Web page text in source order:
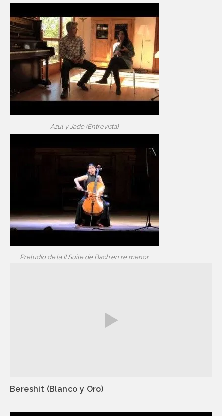
Azul y Jade (Entrevista)
Preludio de la II Suite de Bach en re menor
Bereshit (Blanco y Oro)